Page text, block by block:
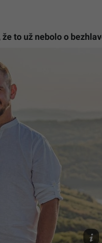
to už nebolo o
značky
Vlčie